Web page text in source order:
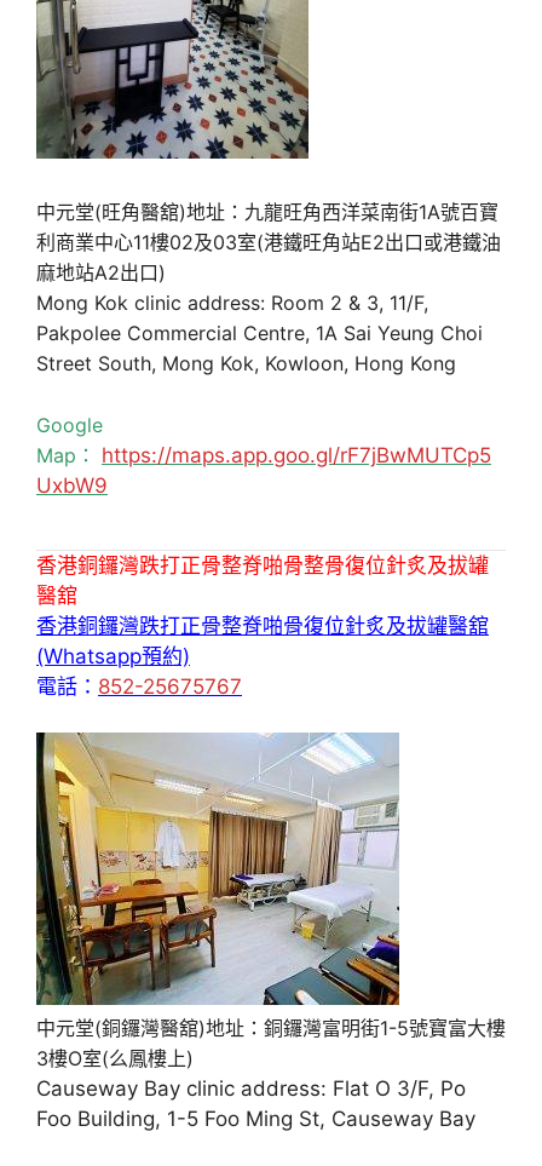
中元堂(旺角醫舘)地址：九龍旺角西洋菜南街1A號百寶
利商業中心11樓02及03室(港鐵旺角站E2出口或港鐵油
麻地站A2出口)
Mong Kok clinic address: Room 2 & 3, 11/F,
Pakpolee Commercial Centre, 1A Sai Yeung Choi
Street South, Mong Kok, Kowloon, Hong Kong
Google
Map： https://maps.app.goo.gl/rF7jBwMUTCp5
UxbW9
香港銅鑼灣跌打正骨整脊啪骨整骨復位針炙及拔罐
醫舘
香港銅鑼灣跌打正骨整脊啪骨復位針炙及拔罐醫舘
(Whatsapp預約)
電話： 852-25675767
中元堂(銅鑼灣醫舘)地址：銅鑼灣富明街1-5號寶富大樓
3樓O室(么鳳樓上)
Causeway Bay clinic address: Flat O 3/F, Po
Foo Building, 1-5 Foo Ming St, Causeway Bay